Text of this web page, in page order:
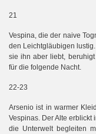
21
Vespina, die der naive
den Leichtgläubigen lustig.
sie ihn aber liebt,
für die folgende Nacht.
22-23
Arsenio ist in warmer
Vespinas. Der Alte
die Unterwelt begleiten